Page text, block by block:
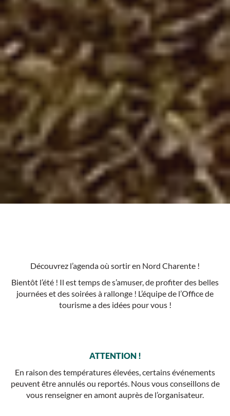
Découvrez l’agenda où sortir en Nord Charente !
Bientôt l’été ! Il est temps de s’amuser, de profiter des belles
journées et des soirées à rallonge ! L’équipe de l’Office de
tourisme a des idées pour vous !
ATTENTION !
En raison des températures élevées, certains événements
peuvent être annulés ou reportés. Nous vous conseillons de
vous renseigner en amont auprès de l’organisateur.